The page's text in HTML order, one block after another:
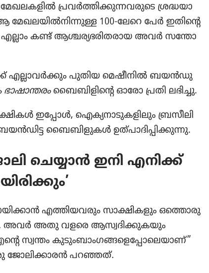
പ്രവർത്തി​ക്കു​ന്ന​വ​രു​ടെ ശ്രദ്ധയാ​
ആ മേഖല​യിൽനി​ന്നു​ള്ള 100-ലേറെ പേർ ഇതിന്റെ
കണ്ട്‌ ആശ്ചര്യ​ഭ​രി​ത​രാ​യ അവർ സന്തോ​
എല്ലാവർക്കും പുതിയ മെഷീ​നിൽ ബയൻഡു
ബൈബി​ളി​ന്റെ ഓരോ പ്രതി ലഭിച്ചു.
ഇപ്പോൾ, ഐക്യ​നാ​ടു​ക​ളി​ലും ബ്രസീ​ലി​
ബൈബി​ളു​കൾ ഉത്‌പാ​ദി​പ്പി​ക്കു​ന്നു.
ചെയ്യാൻ ഇനി എനിക്ക്‌
എത്തിയ​വ​രും സാക്ഷി​ക​ളും ഒത്തൊ​രു​
അവർ അതു വളരെ ആസ്വദി​ക്കു​ക​യും
സ്വന്തം കുടുംബാംഗങ്ങളെപ്പോലെയാണ്‌”
ജോലി​ക്കാ​രൻ പറഞ്ഞത്‌.